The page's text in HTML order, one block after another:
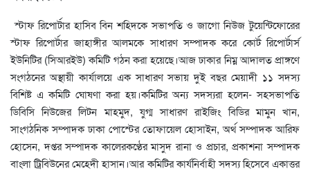
স্টাফ রিপোর্টার হাসিব বিন শহিদকে সভাপতি ও জাগো নিউজ টুয়েন্টিফোরের
স্টাফ রিপোর্টার জাহাঙ্গীর আলমকে সাধারণ সম্পাদক করে কোর্ট রিপোর্টার্স
ইউনিটির (সিআরইউ) কমিটি গঠন করা হয়েছে।আজ ঢাকার নিম্ন আদালত প্রাঙ্গণে
সংগঠনের অস্থায়ী কার্যালয়ে এক সাধারণ সভায় দুই বছর মেয়াদী ১১ সদস্য
বিশিষ্ট এ কমিটি ঘোষণা করা হয়।কমিটির অন্য সদস্যরা হলেন- সহসভাপতি
ডিবিসি নিউজের লিটন মাহমুদ, যুগ্ম সাধারণ রাইজিং বিডির মামুন খান,
সাংগঠনিক সম্পাদক ঢাকা পোস্টের তোফায়েল হোসাইন, অর্থ সম্পাদক আরিফ
হোসেন, দপ্তর সম্পাদক কালেরকণ্ঠের মাসুদ রানা ও প্রচার, প্রকাশনা সম্পাদক
বাংলা ট্রিবিউনের মেহেদী হাসান।আর কমিটির কার্যনির্বাহী সদস্য হিসেবে একাত্তর